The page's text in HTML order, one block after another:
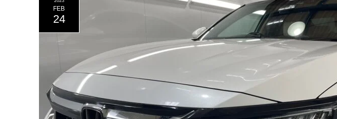
FEB
24